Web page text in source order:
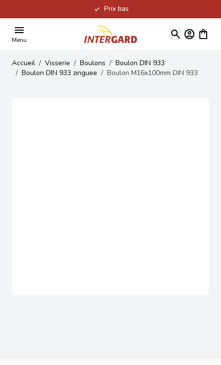
Prix bas
Menu
Voir
Accueil / Visserie / Boulons / Boulon DIN 933
/ Boulon DIN 933 zinguee / Boulon M16x100mm DIN 933